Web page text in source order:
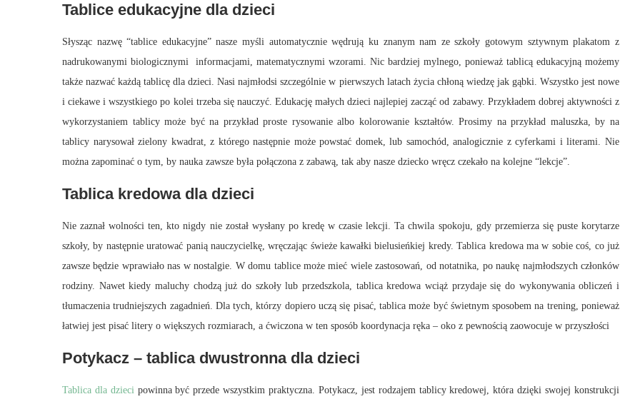
Tablice edukacyjne dla dzieci
Słysząc nazwę “tablice edukacyjne” nasze myśli automatycznie wędrują ku znanym nam ze szkoły gotowym sztywnym plakatom z
nadrukowanymi biologicznymi informacjami, matematycznymi wzorami. Nic bardziej mylnego, ponieważ tablicą edukacyjną możemy
także nazwać każdą tablicę dla dzieci. Nasi najmłodsi szczególnie w pierwszych latach życia chłoną wiedzę jak gąbki. Wszystko jest nowe
i ciekawe i wszystkiego po kolei trzeba się nauczyć. Edukację małych dzieci najlepiej zacząć od zabawy. Przykładem dobrej aktywności z
wykorzystaniem tablicy może być na przykład proste rysowanie albo kolorowanie kształtów. Prosimy na przykład maluszka, by na
tablicy narysował zielony kwadrat, z którego następnie może powstać domek, lub samochód, analogicznie z cyferkami i literami. Nie
można zapominać o tym, by nauka zawsze była połączona z zabawą, tak aby nasze dziecko wręcz czekało na kolejne “lekcje”.
Tablica kredowa dla dzieci
Nie zaznał wolności ten, kto nigdy nie został wysłany po kredę w czasie lekcji. Ta chwila spokoju, gdy przemierza się puste korytarze
szkoły, by następnie uratować panią nauczycielkę, wręczając świeże kawałki bielusieńkiej kredy. Tablica kredowa ma w sobie coś, co już
zawsze będzie wprawiało nas w nostalgie. W domu tablice może mieć wiele zastosowań, od notatnika, po naukę najmłodszych członków
rodziny. Nawet kiedy maluchy chodzą już do szkoły lub przedszkola, tablica kredowa wciąż przydaje się do wykonywania obliczeń i
tłumaczenia trudniejszych zagadnień. Dla tych, którzy dopiero uczą się pisać, tablica może być świetnym sposobem na trening, ponieważ
łatwiej jest pisać litery o większych rozmiarach, a ćwiczona w ten sposób koordynacja ręka – oko z pewnością zaowocuje w przyszłości
Potykacz – tablica dwustronna dla dzieci
Tablica dla dziecipowinna być przede wszystkim praktyczna. Potykacz, jest rodzajem tablicy kredowej, która dzięki swojej konstrukcji